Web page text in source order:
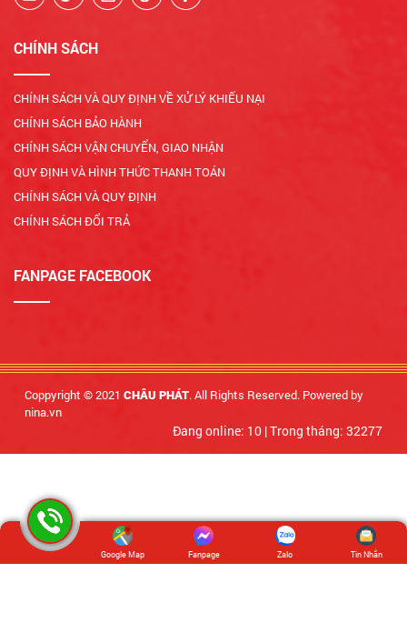
CHÍNH SÁCH
CHÍNH SÁCH VÀ QUY ĐỊNH VỀ XỬ LÝ KHIẾU NẠI
CHÍNH SÁCH BẢO HÀNH
CHÍNH SÁCH VẬN CHUYỂN, GIAO NHẬN
QUY ĐỊNH VÀ HÌNH THỨC THANH TOÁN
CHÍNH SÁCH VÀ QUY ĐỊNH
CHÍNH SÁCH ĐỔI TRẢ
FANPAGE FACEBOOK
Coppyright © 2021 CHÂU PHÁT. All Rights Reserved. Powered by
nina.vn
Đang online: 10 |Trong tháng: 32277
Google Map Fanpage Zalo Tin Nhắn